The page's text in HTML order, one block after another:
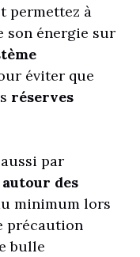
permettez à
son énergie sur
éviter que
réserves
par
des
minimum lors
précaution
bulle